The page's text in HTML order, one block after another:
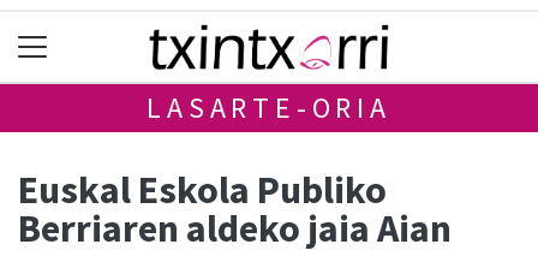
LASARTE-ORIA
Euskal Eskola Publiko
Berriaren aldeko jaia Aian